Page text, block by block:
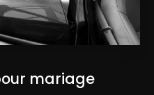
mariage